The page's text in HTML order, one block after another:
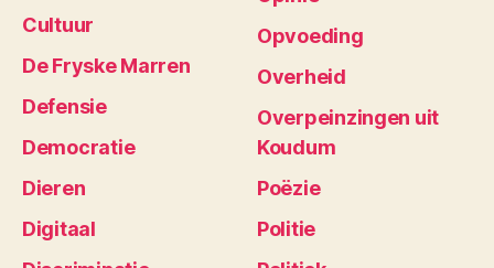
Cultuur
De Fryske Marren
Defensie
Democratie
Dieren
Digitaal
Opvoeding
Overheid
Overpeinzingen uit
Koudum
Poëzie
Politie